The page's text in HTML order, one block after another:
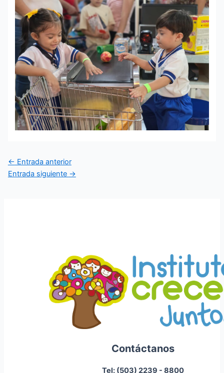
Navegación
de
← Entrada anterior
Entrada siguiente →
Contáctanos
Tel: (503) 2239 - 8800